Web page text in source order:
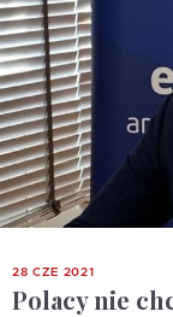
28 CZE 2021
Polacy nie